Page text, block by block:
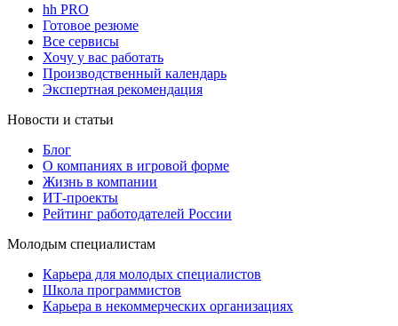
hh PRO
Готовое резюме
Все сервисы
Хочу у вас работать
Производственный календарь
Экспертная рекомендация
Новости и статьи
Блог
О компаниях в игровой форме
Жизнь в компании
ИТ-проекты
Рейтинг работодателей России
Молодым специалистам
Карьера для молодых специалистов
Школа программистов
Карьера в некоммерческих организациях